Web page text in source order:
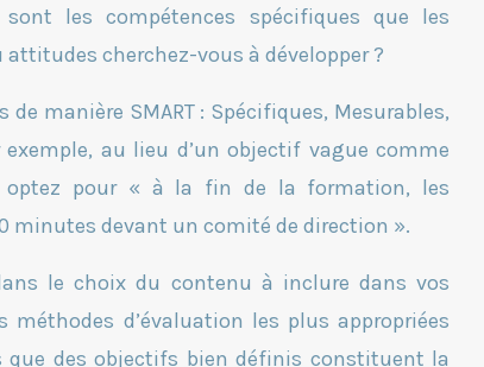
les compétences spécifiques que les
cherchez-vous à développer ?
manière SMART : Spécifiques, Mesurables,
au lieu d’un objectif vague comme
optez pour « à la fin de la formation, les
minutes devant un comité de direction ».
le choix du contenu à inclure dans vos
d’évaluation les plus appropriées
que des objectifs bien définis constituent la